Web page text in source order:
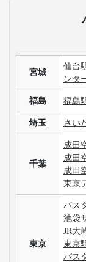
宮城
仙台
ンタ
福島 福島
埼玉 さい
千葉
成田
成田
成田
東京
東京
バス
池袋
JR大
東京
バス